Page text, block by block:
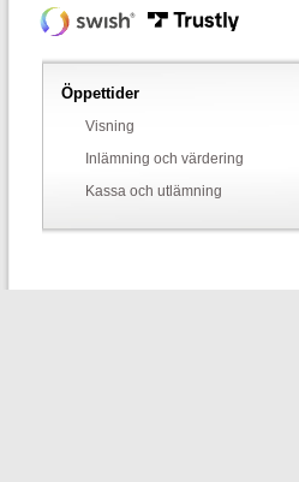
Öppettider
Visning
Inlämning och värdering
Kassa och utlämning